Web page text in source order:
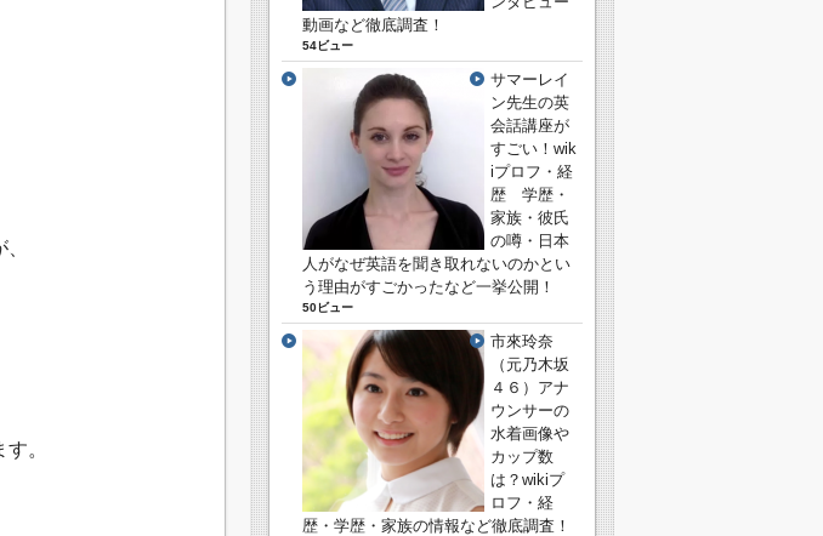
。
動画など徹底調査！
54ビュー
サマーレイ
ン先生の英
会話講座が
すごい！wik
iプロフ・経
歴 学歴・
家族・彼氏
の噂・日本
人がなぜ英語を聞き取れないのかとい
う理由がすごかったなど一挙公開！
50ビュー
市來玲奈
（元乃木坂
４６）アナ
ウンサーの
水着画像や
カップ数
は？wikiプ
ロフ・経
歴・学歴・家族の情報など徹底調査！